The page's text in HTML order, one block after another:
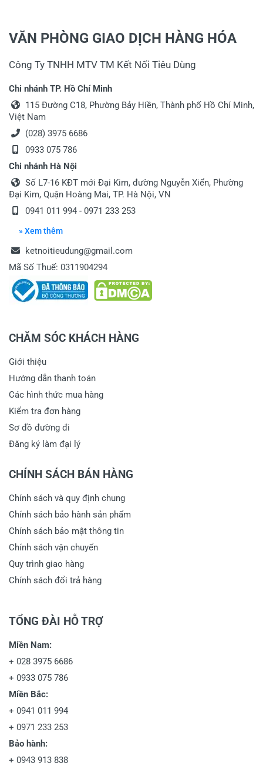
VĂN PHÒNG GIAO DỊCH HÀNG HÓA
Công Ty TNHH MTV TM Kết Nối Tiêu Dùng
Chi nhánh TP. Hồ Chí Minh
115 Đường C18, Phường Bảy Hiền, Thành phố Hồ Chí Minh,
Việt Nam
(028) 3975 6686
0933 075 786
Chi nhánh Hà Nội
Số L7-16 KĐT mới Đại Kim, đường Nguyễn Xiển, Phường
Đại Kim, Quận Hoàng Mai, TP. Hà Nội, VN
0941 011 994 - 0971 233 253
» Xem thêm
ketnoitieudung@gmail.com
Mã Số Thuế: 0311904294
CHĂM SÓC KHÁCH HÀNG
Giới thiệu
Hướng dẫn thanh toán
Các hình thức mua hàng
Kiểm tra đơn hàng
Sơ đồ đường đi
Đăng ký làm đại lý
CHÍNH SÁCH BÁN HÀNG
Chính sách và quy định chung
Chính sách bảo hành sản phẩm
Chính sách bảo mật thông tin
Chính sách vận chuyển
Quy trình giao hàng
Chính sách đổi trả hàng
TỔNG ĐÀI HỖ TRỢ
Miền Nam:
+ 028 3975 6686
+ 0933 075 786
Miền Bắc:
+ 0941 011 994
+ 0971 233 253
Bảo hành:
+ 0943 913 838